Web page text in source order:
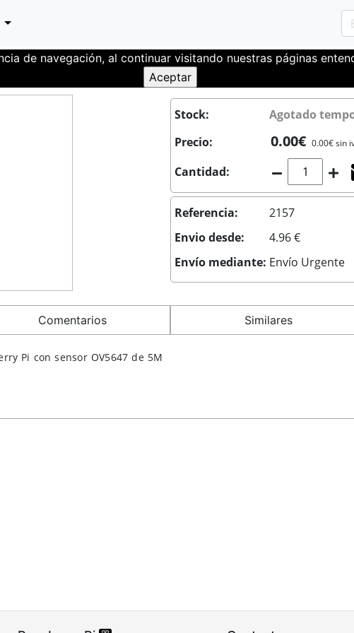
de navegación, al continuar visitando nuestras páginas
para Raspberry Pi
Stock:
Agotado
Precio:
0.00€ 0.00€ sin
Cantidad:
Referencia:
2157
Envio desde:
4.96 €
Envío mediante: Envío Urgente
Comentarios Similares
Pi con sensor OV5647 de 5M